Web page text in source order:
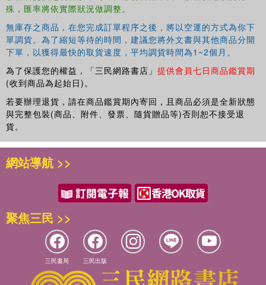
殊，匯率將依實際狀況做調整。
無庫存之商品，在您完成訂單程序之後，將以空運的方式為你下
單調貨。為了縮短等待的時間，建議您將外文書與其他商品分開
下單，以獲得最快的取貨速度，平均調貨時間為1~2個月。
為了保護您的權益，「三民網路書店」 提供會員七日商品鑑賞期
(收到商品為起始日)。
若要辦理退貨，請在商品鑑賞期內寄回，且商品必須是全新狀態
與完整包裝(商品、附件、發票、隨貨贈品等)否則恕不接受退
貨。
網站導航 >>
聚焦三民 >>
三民書局 三民出版